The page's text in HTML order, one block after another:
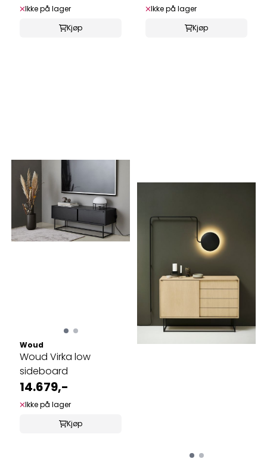
Ikke på lager
Kjøp
Ikke på lager
Kjøp
Woud
Woud Virka low
sideboard
14.679,-
Ikke på lager
Kjøp